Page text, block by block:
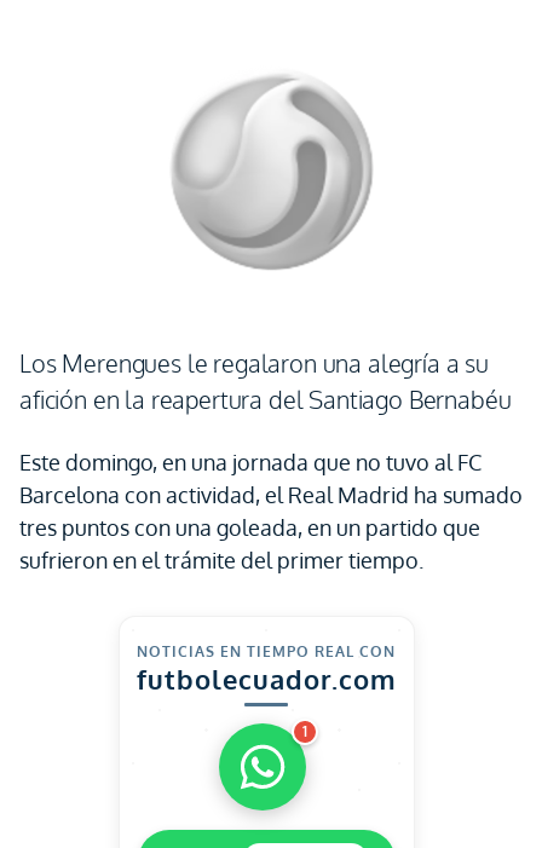
Los Merengues le regalaron una alegría a su
afición en la reapertura del Santiago Bernabéu
Este domingo, en una jornada que no tuvo al FC
Barcelona con actividad, el Real Madrid ha sumado
tres puntos con una goleada, en un partido que
sufrieron en el trámite del primer tiempo.
NOTICIAS EN TIEMPO REAL CON
futbolecuador.com
1